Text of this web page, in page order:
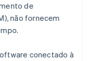
de
não fornecem
conectado à